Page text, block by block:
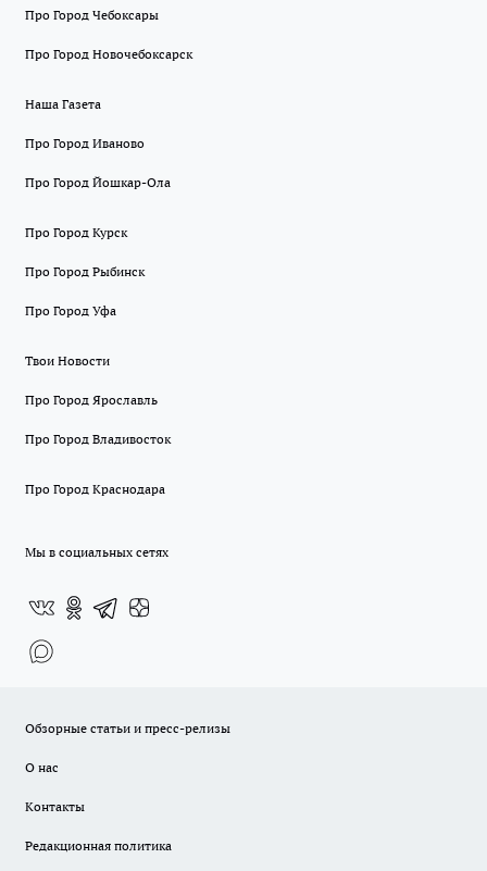
Про Город Чебоксары
Про Город Новочебоксарск
Наша Газета
Про Город Иваново
Про Город Йошкар-Ола
Про Город Курск
Про Город Рыбинск
Про Город Уфа
Твои Новости
Про Город Ярославль
Про Город Владивосток
Про Город Краснодара
Мы в социальных сетях
Обзорные статьи и пресс-релизы
О нас
Контакты
Редакционная политика